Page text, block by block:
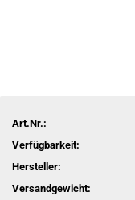
Art.Nr.:
Verfügbarkeit:
Hersteller:
Versandgewicht: